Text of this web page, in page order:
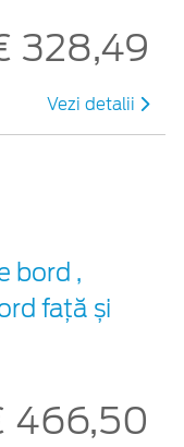
328,49
Vezi detalii
bord ,
față și
466,50